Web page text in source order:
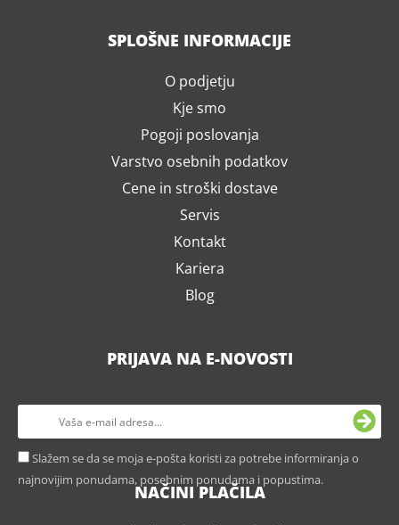
SPLOŠNE INFORMACIJE
O podjetju
Kje smo
Pogoji poslovanja
Varstvo osebnih podatkov
Cene in stroški dostave
Servis
Kontakt
Kariera
Blog
PRIJAVA NA E-NOVOSTI
Slažem se da se moja e-pošta koristi za potrebe informiranja o
najnovijim ponudama, posebnim ponudama i popustima.
NAČINI PLAČILA